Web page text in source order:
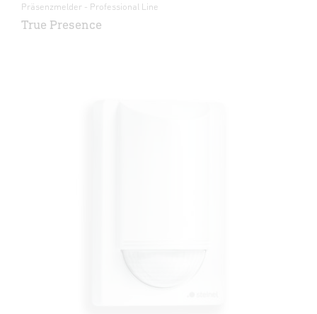
Präsenzmelder - Professional Line
True Presence